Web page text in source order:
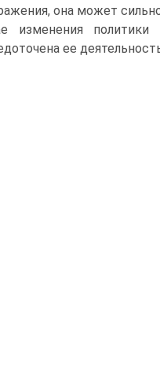
она может
изменения политики
ее